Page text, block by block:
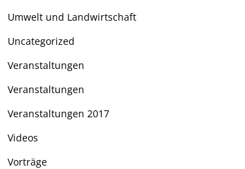
Umwelt und Landwirtschaft
Uncategorized
Veranstaltungen
Veranstaltungen
Veranstaltungen 2017
Videos
Vorträge